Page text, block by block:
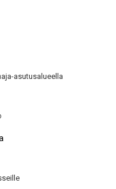
asutusalueella